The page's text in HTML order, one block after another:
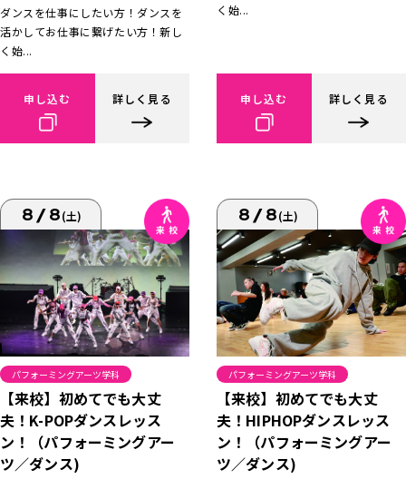
ダンスを仕事にしたい方！ダンスを
活かしてお仕事に繋げたい方！新し
く始...
申し込む 詳しく見る
く始...
申し込む 詳しく見る
8/8(土)
パフォーミングアーツ学科
【来校】初めてでも大丈
夫！K-POPダンスレッス
ン！（パフォーミングアー
ツ／ダンス)
8/8(土)
パフォーミングアーツ学科
【来校】初めてでも大丈
夫！HIPHOPダンスレッス
ン！（パフォーミングアー
ツ／ダンス)